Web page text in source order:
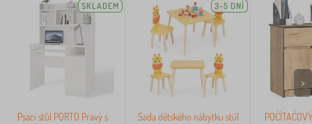
SKLADEM
Psací stůl PORTO Pravý s
3-5 DNÍ
Sada dětského nábytku stůl
>